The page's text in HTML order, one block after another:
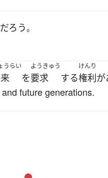
だろう。
うらい
を
ようきゅう
要求 する
けんり
権利が
future generations.